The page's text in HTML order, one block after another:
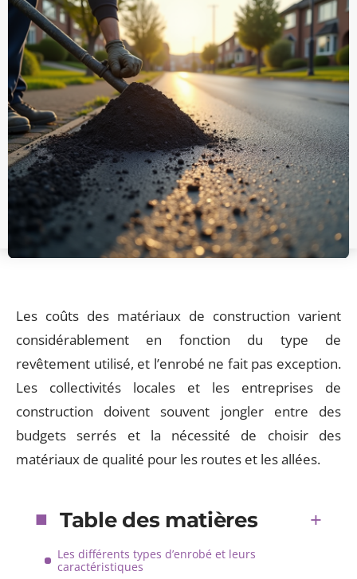
Les coûts des matériaux de construction varient
considérablement en fonction du type de
revêtement utilisé, et l’enrobé ne fait pas exception.
Les collectivités locales et les entreprises de
construction doivent souvent jongler entre des
budgets serrés et la nécessité de choisir des
matériaux de qualité pour les routes et les allées.
Table des matières
Les différents types d’enrobé et leurs
caractéristiques